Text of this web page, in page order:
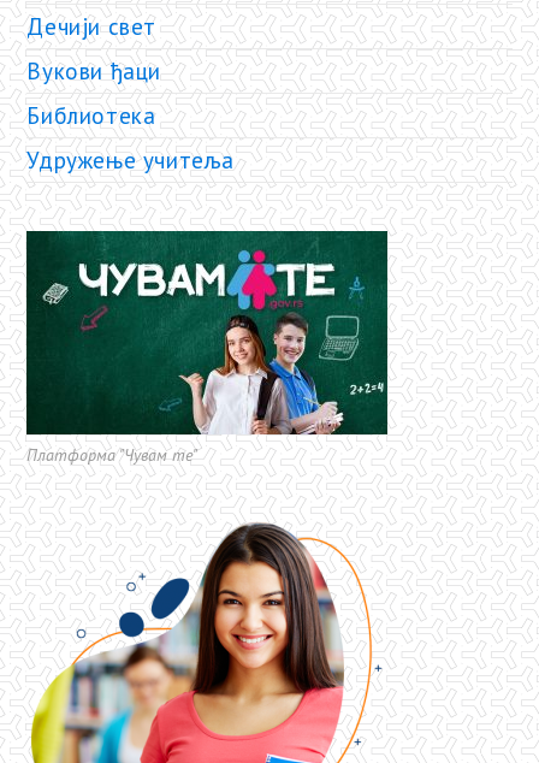
Дечији свет
Вукови ђаци
Библиотека
Удружење учитеља
Платформа "Чувам те"